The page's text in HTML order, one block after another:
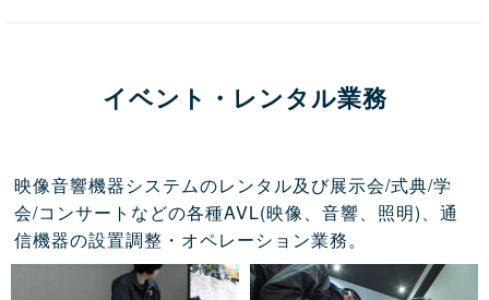
イベント・レンタル業務
映像音響機器システムのレンタル及び展示会/式典/学
会/コンサートなどの各種AVL(映像、音響、照明)、通
信機器の設置調整・オペレーション業務。